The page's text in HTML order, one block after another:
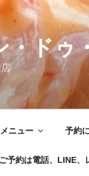
・ドゥ
メニュー 予約
予約は電話、LINE